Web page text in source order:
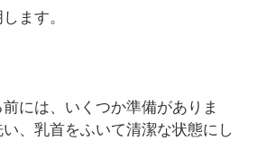
ます。
には、いくつか準備がありま
、乳首をふいて清潔な状態にし